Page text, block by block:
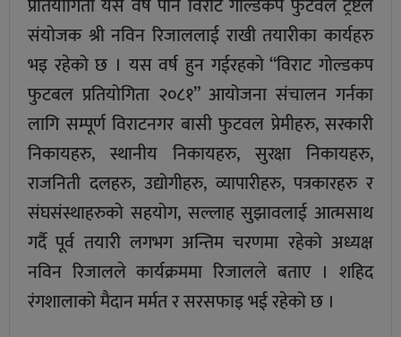
संयोजक श्री नविन रिजाललाई राखी तयारीका कार्यहरु
भइ रहेको छ । यस वर्ष हुन गईरहको “विराट गोल्डकप
फुटबल प्रतियोगिता २०८१” आयोजना संचालन गर्नका
लागि सम्पूर्ण विराटनगर बासी फुटवल प्रेमीहरु, सरकारी
निकायहरु, स्थानीय निकायहरु, सुरक्षा निकायहरु,
राजनिती दलहरु, उद्योगीहरु, व्यापारीहरु, पत्रकारहरु र
संघसंस्थाहरुको सहयोग, सल्लाह सुझावलाई आत्मसाथ
गर्दै पूर्व तयारी लगभग अन्तिम चरणमा रहेको अध्यक्ष
नविन रिजालले कार्यक्रममा रिजालले बताए । शहिद
रंगशालाको मैदान मर्मत र सरसफाइ भई रहेको छ ।